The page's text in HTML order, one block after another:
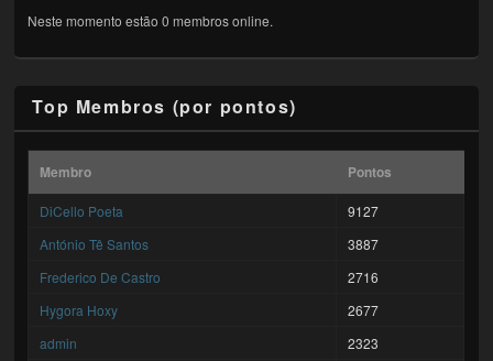
Neste momento estão 0 membros online.
Top Membros (por pontos)
Membro Pontos
DiCello Poeta
9127
António Tê Santos
3887
Frederico De Castro
2716
Hygora Hoxy
2677
admin
2323